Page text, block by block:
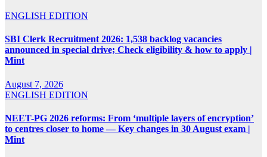
ENGLISH EDITION
SBI Clerk Recruitment 2026: 1,538 backlog vacancies
announced in special drive; Check eligibility & how to apply |
Mint
August 7, 2026
ENGLISH EDITION
NEET-PG 2026 reforms: From ‘multiple layers of encryption’
to centres closer to home — Key changes in 30 August exam |
Mint